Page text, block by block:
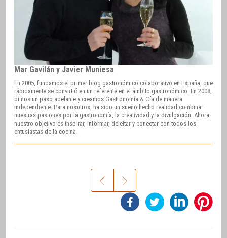
Mar Gavilán y Javier Muniesa
En 2005, fundamos el primer blog gastronómico colaborativo en España, que
rápidamente se convirtió en un referente en el ámbito gastronómico. En 2008,
dimos un paso adelante y creamos Gastronomía & Cía de manera
independiente. Para nosotros, ha sido un sueño hecho realidad combinar
nuestras pasiones por la gastronomía, la creatividad y la divulgación. Ahora
nuestro objetivo es inspirar, informar, deleitar y conectar con todos los
entusiastas de la cocina.